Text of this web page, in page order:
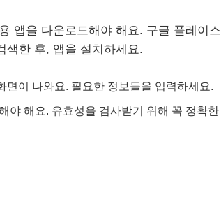
앱을 다운로드해야 해요. 구글 플레이스
색한 후, 앱을 설치하세요.
이 나와요. 필요한 정보들을 입력하세요.
야 해요. 유효성을 검사받기 위해 꼭 정확한